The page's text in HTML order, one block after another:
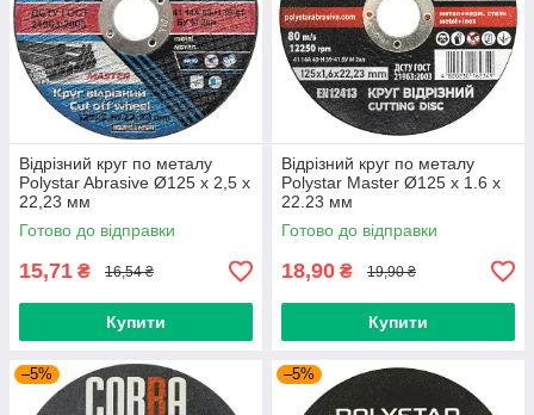
Відрізний круг по металу
Polystar Abrasive Ø125 х 2,5 х
22,23 мм
Готово до відправки
15,71 ₴ 16,54 ₴
Купити
Відрізний круг по металу
Polystar Master Ø125 х 1.6 х
22.23 мм
Готово до відправки
18,90 ₴ 19,90 ₴
Купити
–5% –5%